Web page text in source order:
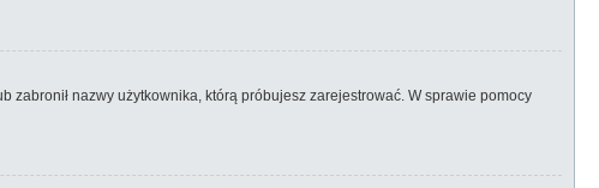
zabronił nazwy użytkownika, którą próbujesz zarejestrować. W sprawie pomocy